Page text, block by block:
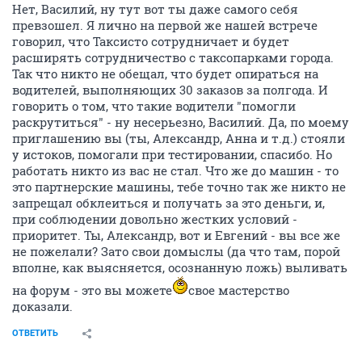
Нет, Василий, ну тут вот ты даже самого себя
превзошел. Я лично на первой же нашей встрече
говорил, что Таксисто сотрудничает и будет
расширять сотрудничество с таксопарками города.
Так что никто не обещал, что будет опираться на
водителей, выполняющих 30 заказов за полгода. И
говорить о том, что такие водители "помогли
раскрутиться" - ну несерьезно, Василий. Да, по моему
приглашению вы (ты, Александр, Анна и т.д.) стояли
у истоков, помогали при тестировании, спасибо. Но
работать никто из вас не стал. Что же до машин - то
это партнерские машины, тебе точно так же никто не
запрещал обклеиться и получать за это деньги, и,
при соблюдении довольно жестких условий -
приоритет. Ты, Александр, вот и Евгений - вы все же
не пожелали? Зато свои домыслы (да что там, порой
вполне, как выясняется, осознанную ложь) выливать
на форум - это вы можете
свое мастерство
доказали.
ОТВЕТИТЬ